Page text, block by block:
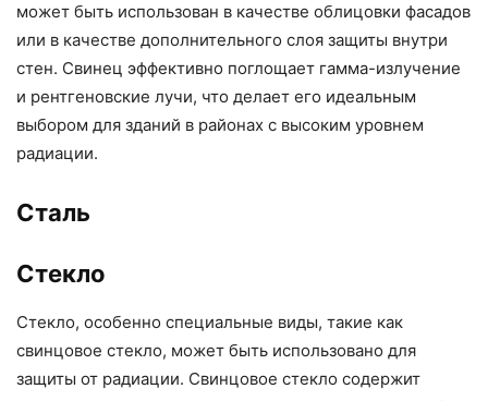
может быть использован в качестве облицовки фасадов
или в качестве дополнительного слоя защиты внутри
стен. Свинец эффективно поглощает гамма-излучение
и рентгеновские лучи, что делает его идеальным
выбором для зданий в районах с высоким уровнем
радиации.
Сталь
Стекло
Стекло, особенно специальные виды, такие как
свинцовое стекло, может быть использовано для
защиты от радиации. Свинцовое стекло содержит